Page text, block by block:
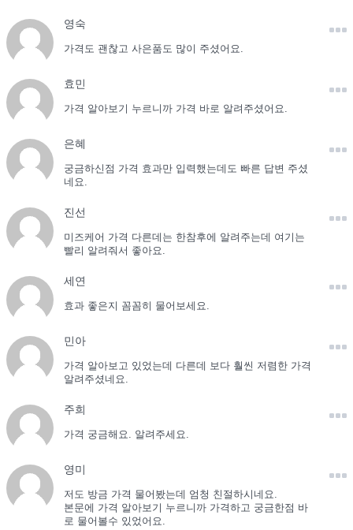
영숙
가격도 괜찮고 사은품도 많이 주셨어요.
효민
가격 알아보기 누르니까 가격 바로 알려주셨어요.
은혜
궁금하신점 가격 효과만 입력했는데도 빠른 답변 주셨
네요.
진선
미즈케어 가격 다른데는 한참후에 알려주는데 여기는
빨리 알려줘서 좋아요.
세연
효과 좋은지 꼼꼼히 물어보세요.
민아
가격 알아보고 있었는데 다른데 보다 훨씬 저렴한 가격
알려주셨네요.
주희
가격 궁금해요. 알려주세요.
영미
저도 방금 가격 물어봤는데 엄청 친절하시네요.
본문에 가격 알아보기 누르니까 가격하고 궁금한점 바
로 물어볼수 있었어요.